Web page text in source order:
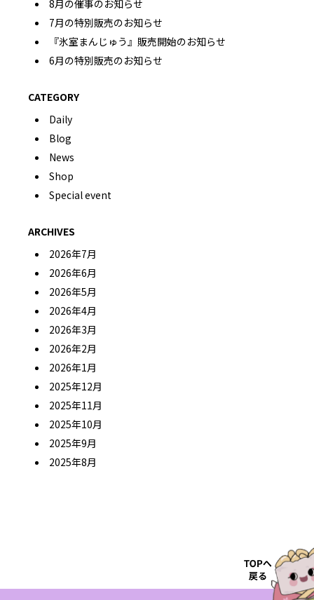
8月の催事のお知らせ
7月の特別販売のお知らせ
『氷室まんじゅう』販売開始のお知らせ
6月の特別販売のお知らせ
CATEGORY
Daily
Blog
News
Shop
Special event
ARCHIVES
2026年7月
2026年6月
2026年5月
2026年4月
2026年3月
2026年2月
2026年1月
2025年12月
2025年11月
2025年10月
2025年9月
2025年8月